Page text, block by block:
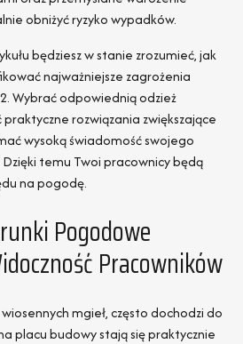
obniżyć ryzyko wypadków.
będziesz w stanie zrozumieć, jak
najważniejsze zagrożenia
Wybrać odpowiednią odzież
rozwiązania zwiększające
wysoką świadomość swojego
temu Twoi pracownicy będą
na pogodę.
Pogodowe
Pracowników
mgieł, często dochodzi do
placu budowy stają się praktycznie